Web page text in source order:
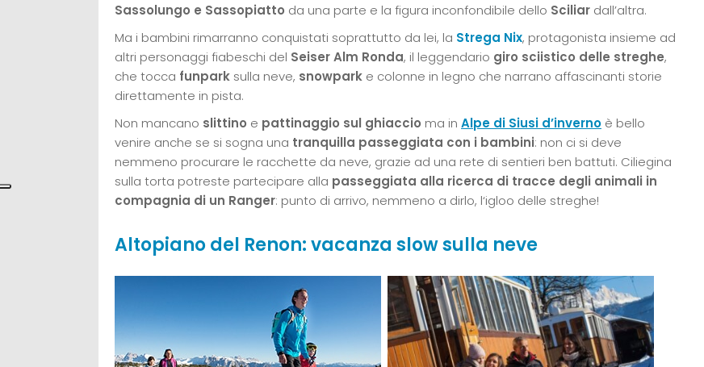
Sassolungo e Sassopiatto da una parte e la figura inconfondibile dello Sciliar dall’altra.
Ma i bambini rimarranno conquistati soprattutto da lei, la Strega Nix, protagonista insieme ad
altri personaggi fiabeschi del Seiser Alm Ronda, il leggendario giro sciistico delle streghe,
che tocca funpark sulla neve, snowpark e colonne in legno che narrano affascinanti storie
direttamente in pista.
Non mancano slittino e pattinaggio sul ghiaccio ma in Alpe di Siusi d’inverno è bello
venire anche se si sogna una tranquilla passeggiata con i bambini: non ci si deve
nemmeno procurare le racchette da neve, grazie ad una rete di sentieri ben battuti. Ciliegina
sulla torta potreste partecipare alla passeggiata alla ricerca di tracce degli animali in
compagnia di un Ranger: punto di arrivo, nemmeno a dirlo, l‘igloo delle streghe!
Altopiano del Renon: vacanza slow sulla neve